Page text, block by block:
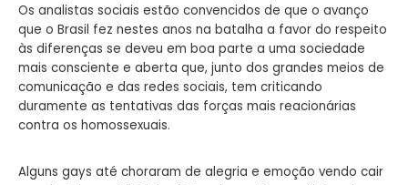
Os analistas sociais estão convencidos de que o avanço
que o Brasil fez nestes anos na batalha a favor do respeito
às diferenças se deveu em boa parte a uma sociedade
mais consciente e aberta que, junto dos grandes meios de
comunicação e das redes sociais, tem criticando
duramente as tentativas das forças mais reacionárias
contra os homossexuais.
Alguns gays até choraram de alegria e emoção vendo cair